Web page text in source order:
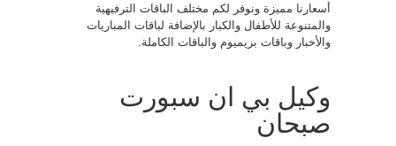
أسعارنا مميزة ونوفر لكم مختلف الباقات الترفيهية
والمتنوعة للأطفال والكبار بالإضافة لباقات المباريات
والأخبار وباقات بريميوم والباقات الكاملة.
وكيل بي ان سبورت
صبحان